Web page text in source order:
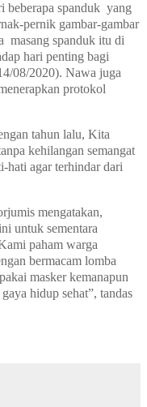
beberapa spanduk yang
pernik gambar-gambar
masang spanduk itu di
hari penting bagi
08/2020). Nawa juga
protokol
tahun lalu, Kita
kehilangan semangat
hati agar terhindar dari
mengatakan,
untuk sementara
paham warga
bermacam lomba
masker kemanapun
hidup sehat”, tandas